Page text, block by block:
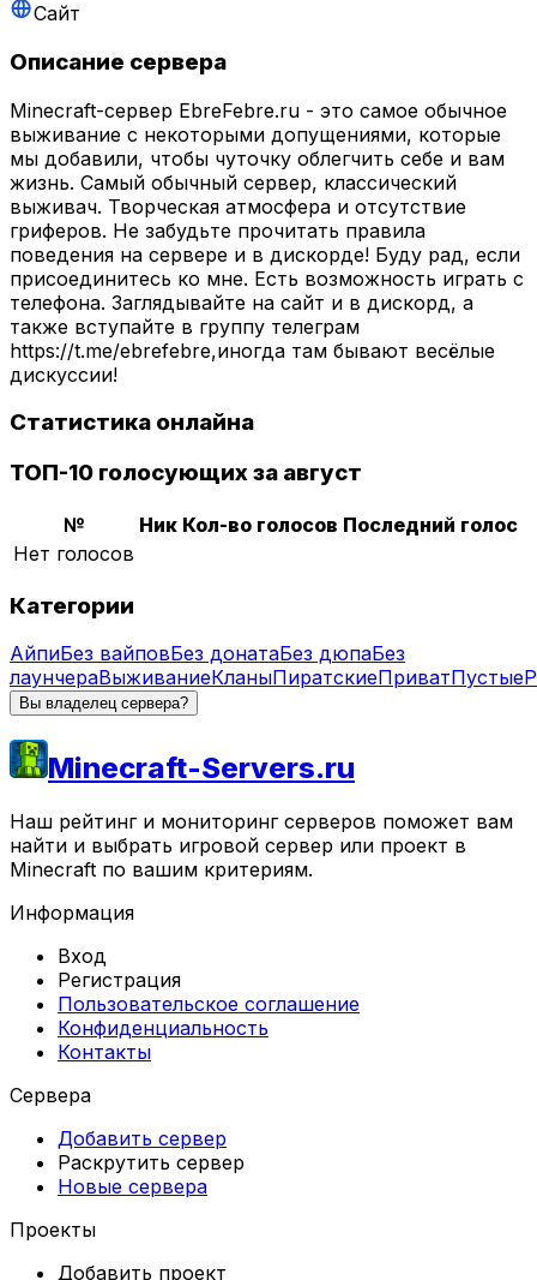
Сайт
Описание сервера
Minecraft-сервер EbreFebre.ru - это самое обычное
выживание с некоторыми допущениями, которые
мы добавили, чтобы чуточку облегчить себе и вам
жизнь. Самый обычный сервер, классический
выживач. Творческая атмосфера и отсутствие
гриферов. Не забудьте прочитать правила
поведения на сервере и в дискорде! Буду рад, если
присоединитесь ко мне. Есть возможность играть с
телефона. Заглядывайте на сайт и в дискорд, а
также вступайте в группу телеграм
https://t.me/ebrefebre,иногда там бывают весёлые
дискуссии!
Статистика онлайна
ТОП-10 голосующих за август
№ Ник Кол-во голосов Последний голос
Нет голосов
Категории
АйпиБез вайповБез донатаБез дюпаБез
лаунчераВыживаниеКланыПиратскиеПриватПустые
Вы владелец сервера?
Minecraft-Servers.ru
Наш рейтинг и мониторинг серверов поможет вам
найти и выбрать игровой сервер или проект в
Minecraft по вашим критериям.
Информация
Вход
Регистрация
Пользовательское соглашение
Конфиденциальность
Контакты
Сервера
Добавить сервер
Раскрутить сервер
Новые сервера
Проекты
Добавить проект